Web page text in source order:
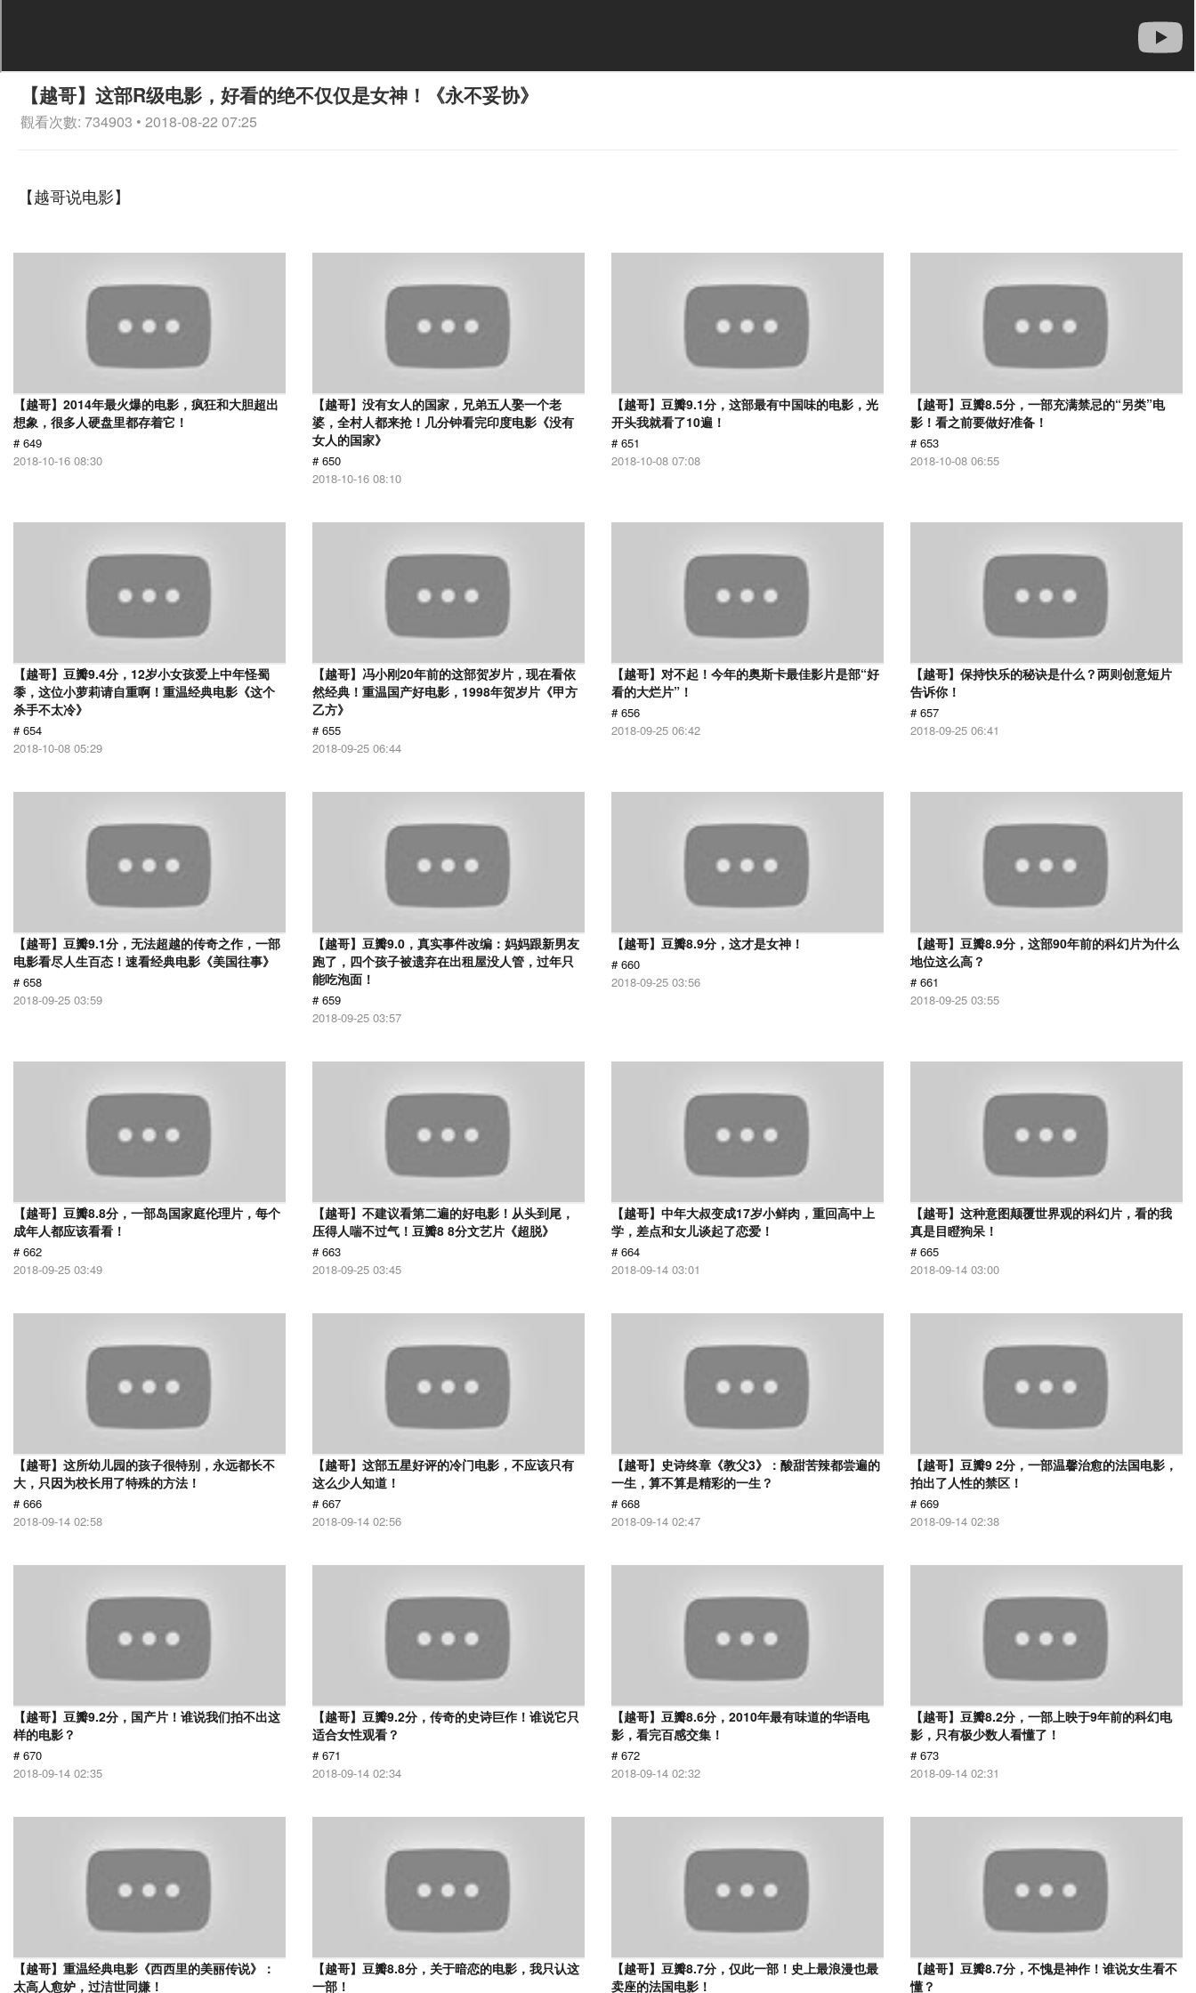
【越哥】这部R级电影，好看的绝不仅仅是女神！《永不妥协》
觀看次數: 734903 • 2018-08-22 07:25
【越哥说电影】
【越哥】2014年最火爆的电影，疯狂和大胆超出
想象，很多人硬盘里都存着它！
# 649
2018-10-16 08:30
【越哥】没有女人的国家，兄弟五人娶一个老
婆，全村人都来抢！几分钟看完印度电影《没有
女人的国家》
# 650
2018-10-16 08:10
【越哥】豆瓣9.1分，这部最有中国味的电影，光
开头我就看了10遍！
# 651
2018-10-08 07:08
【越哥】豆瓣8.5分，一部充满禁忌的“另类”电
影！看之前要做好准备！
# 653
2018-10-08 06:55
【越哥】豆瓣9.4分，12岁小女孩爱上中年怪蜀
黍，这位小萝莉请自重啊！重温经典电影《这个
杀手不太冷》
# 654
2018-10-08 05:29
【越哥】冯小刚20年前的这部贺岁片，现在看依
然经典！重温国产好电影，1998年贺岁片《甲方
乙方》
# 655
2018-09-25 06:44
【越哥】对不起！今年的奥斯卡最佳影片是部“好
看的大烂片”！
# 656
2018-09-25 06:42
【越哥】保持快乐的秘诀是什么？两则创意短片
告诉你！
# 657
2018-09-25 06:41
【越哥】豆瓣9.1分，无法超越的传奇之作，一部
电影看尽人生百态！速看经典电影《美国往事》
# 658
2018-09-25 03:59
【越哥】豆瓣9.0，真实事件改编：妈妈跟新男友
跑了，四个孩子被遗弃在出租屋没人管，过年只
能吃泡面！
# 659
2018-09-25 03:57
【越哥】豆瓣8.9分，这才是女神！
# 660
2018-09-25 03:56
【越哥】豆瓣8.9分，这部90年前的科幻片为什么
地位这么高？
# 661
2018-09-25 03:55
【越哥】豆瓣8.8分，一部岛国家庭伦理片，每个
成年人都应该看看！
# 662
2018-09-25 03:49
【越哥】不建议看第二遍的好电影！从头到尾，
压得人喘不过气！豆瓣8 8分文艺片《超脱》
# 663
2018-09-25 03:45
【越哥】中年大叔变成17岁小鲜肉，重回高中上
学，差点和女儿谈起了恋爱！
# 664
2018-09-14 03:01
【越哥】这种意图颠覆世界观的科幻片，看的我
真是目瞪狗呆！
# 665
2018-09-14 03:00
【越哥】这所幼儿园的孩子很特别，永远都长不
大，只因为校长用了特殊的方法！
# 666
2018-09-14 02:58
【越哥】这部五星好评的冷门电影，不应该只有
这么少人知道！
# 667
2018-09-14 02:56
【越哥】史诗终章《教父3》：酸甜苦辣都尝遍的
一生，算不算是精彩的一生？
# 668
2018-09-14 02:47
【越哥】豆瓣9 2分，一部温馨治愈的法国电影，
拍出了人性的禁区！
# 669
2018-09-14 02:38
【越哥】豆瓣9.2分，国产片！谁说我们拍不出这
样的电影？
# 670
2018-09-14 02:35
【越哥】豆瓣9.2分，传奇的史诗巨作！谁说它只
适合女性观看？
# 671
2018-09-14 02:34
【越哥】豆瓣8.6分，2010年最有味道的华语电
影，看完百感交集！
# 672
2018-09-14 02:32
【越哥】豆瓣8.2分，一部上映于9年前的科幻电
影，只有极少数人看懂了！
# 673
2018-09-14 02:31
【越哥】重温经典电影《西西里的美丽传说》：
太高人愈妒，过洁世同嫌！
【越哥】豆瓣8.8分，关于暗恋的电影，我只认这
一部！
【越哥】豆瓣8.7分，仅此一部！史上最浪漫也最
卖座的法国电影！
【越哥】豆瓣8.7分，不愧是神作！谁说女生看不
懂？